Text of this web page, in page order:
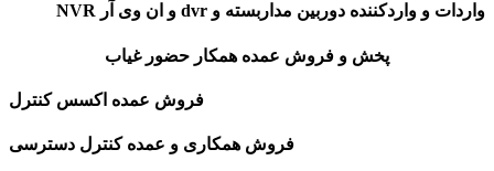
واردات و واردکننده دوربین مداربسته و dvr و ان وی آر NVR
پخش و فروش عمده همکار حضور غیاب
فروش عمده اکسس کنترل
فروش همکاری و عمده کنترل دسترسی